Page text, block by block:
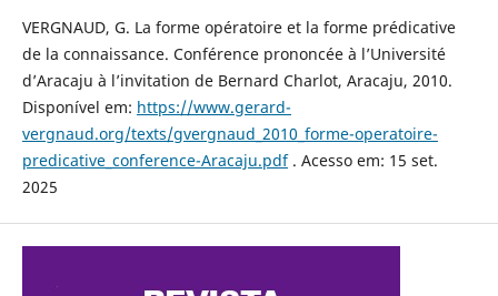
VERGNAUD, G. La forme opératoire et la forme prédicative
de la connaissance. Conférence prononcée à l’Université
d’Aracaju à l’invitation de Bernard Charlot, Aracaju, 2010.
Disponível em: https://www.gerard-
vergnaud.org/texts/gvergnaud_2010_forme-operatoire-
predicative_conference-Aracaju.pdf. Acesso em: 15 set.
2025